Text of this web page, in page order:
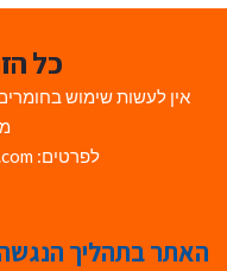
כל
אין לעשות שימוש
לפרטים: Avihai.ZoomAt@gmail.com
האתר בתהליך הנגשה